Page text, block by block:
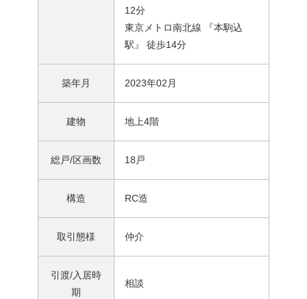
12分
東京メトロ南北線 『本駒込
駅』 徒歩14分
築年月 2023年02月
建物 地上4階
総戸/区画数 18戸
構造 RC造
取引態様 仲介
引渡/入居時
期
相談